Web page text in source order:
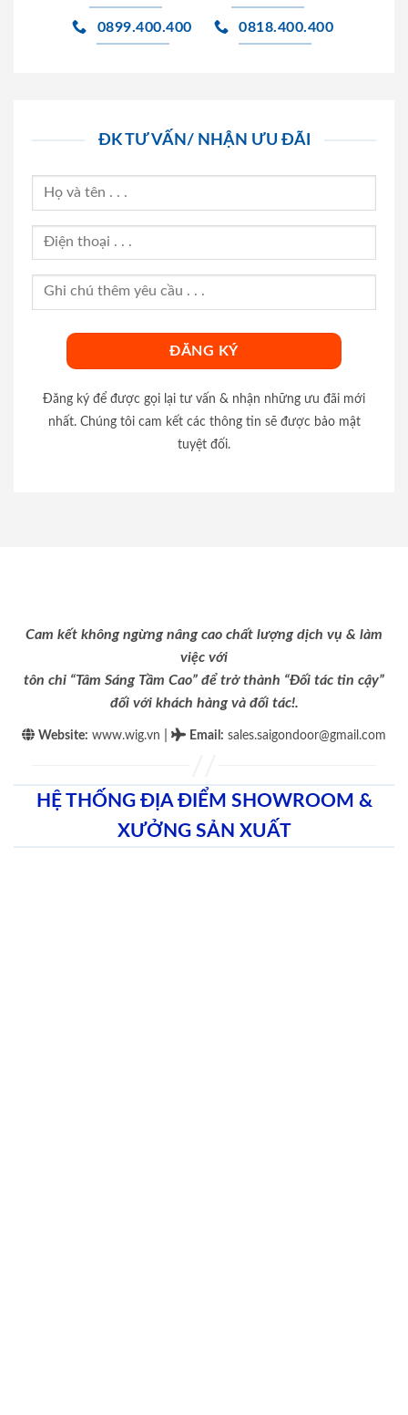
0899.400.400 0818.400.400
ĐK TƯ VẤN/ NHẬN ƯU ĐÃI
Đăng ký để được gọi lại tư vấn & nhận những ưu đãi mới
nhất. Chúng tôi cam kết các thông tin sẽ được bảo mật
tuyệt đối.
Cam kết không ngừng nâng cao chất lượng dịch vụ & làm
việc với
tôn chỉ “Tâm Sáng Tầm Cao” để trở thành “Đối tác tin cậy”
đối với khách hàng và đối tác!.
Website: www.wig.vn Email : sales.saigondoor@gmail.com
HỆ THỐNG ĐỊA ĐIỂM SHOWROOM &
XƯỞNG SẢN XUẤT